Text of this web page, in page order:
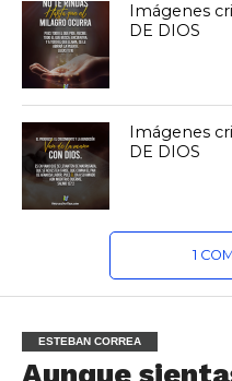
Imágenes
DE DIOS
Imágenes
DE DIOS
1
ESTEBAN CORREA